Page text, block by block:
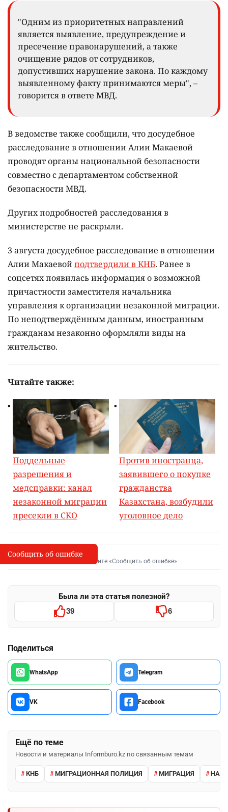
"Одним из приоритетных направлений
является выявление, предупреждение и
пресечение правонарушений, а также
очищение рядов от сотрудников,
допустивших нарушение закона. По каждому
выявленному факту принимаются меры", –
говорится в ответе МВД.
В ведомстве также сообщили, что досудебное
расследование в отношении Алии Макаевой
проводят органы национальной безопасности
совместно с департаментом собственной
безопасности МВД.
Других подробностей расследования в
министерстве не раскрыли.
3 августа досудебное расследование в отношении
Алии Макаевойподтвердили в КНБ. Ранее в
соцсетях появилась информация о возможной
причастности заместителя начальника
управления к организации незаконной миграции.
По неподтверждённым данным, иностранным
гражданам незаконно оформляли виды на
жительство.
Читайте также:
Поддельные
разрешения и
медсправки: канал
незаконной миграции
пресекли в СКО
Против иностранца,
заявившего о покупке
гражданства
Казахстана, возбудили
уголовное дело
I
Сообщить об опечатке
Выделите фрагмент и нажмите «Сообщить об ошибке»
Была ли эта статья полезной?
39 6
Поделиться
WhatsApp Telegram
VK Facebook
Ещё по теме
Новости и материалы Informburo.kz по связанным темам
КНБ МИГРАЦИОННАЯ ПОЛИЦИЯ МИГРАЦИЯ
Сообщить об ошибке